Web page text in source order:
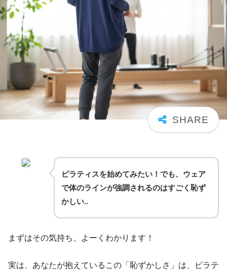
ピラティスを始めてみたい！でも、ウェア
で体のラインが強調されるのはすごく恥ず
かしい..
まずはその気持ち、よーくわかります！
実は、あなたが抱えているこの「恥ずかしさ」は、ピラテ